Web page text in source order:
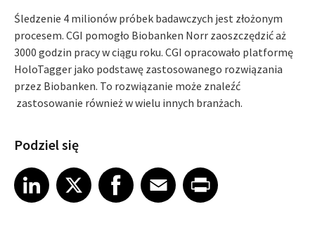
Śledzenie 4 milionów próbek badawczych jest złożonym
procesem. CGI pomogło Biobanken Norr zaoszczędzić aż
3000 godzin pracy w ciągu roku. CGI opracowało platformę
HoloTagger jako podstawę zastosowanego rozwiązania
przez Biobanken. To rozwiązanie może znaleźć
zastosowanie również w wielu innych branżach.
Podziel się
Share article on LinkedIn
LinkedIn
Share article on XShare article on Facebook
Facebook
Share article on Email
EmailShare article on Print